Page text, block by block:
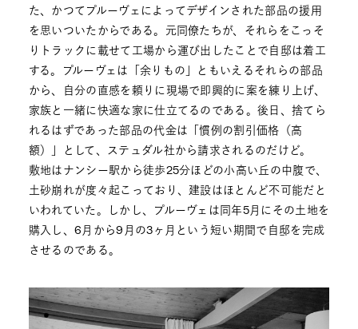
た、かつてプルーヴェによってデザインされた部品の援用
を思いついたからである。元同僚たちが、それらをこっそ
りトラックに載せて工場から運び出したことで自邸は着工
する。プルーヴェは「余りもの」ともいえるそれらの部品
から、自分の直感を頼りに現場で即興的に案を練り上げ、
家族と一緒に快適な家に仕立てるのである。後日、捨てら
れるはずであった部品の代金は「慣例の割引価格（高
額）」として、ステュダル社から請求されるのだけど。
敷地はナンシー駅から徒歩25分ほどの小高い丘の中腹で、
土砂崩れが度々起こっており、建設はほとんど不可能だと
いわれていた。しかし、プルーヴェは同年5月にその土地を
購入し、6月から9月の3ヶ月という短い期間で自邸を完成
させるのである。